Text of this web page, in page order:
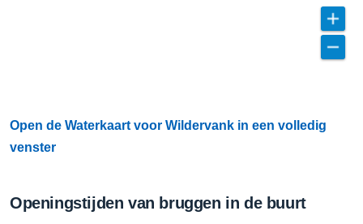
Open de Waterkaart voor Wildervank in een volledig
venster
Openingstijden van bruggen in de buurt